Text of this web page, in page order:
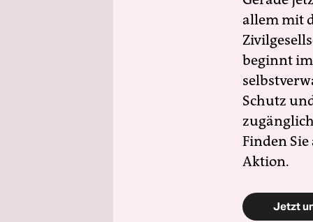
allem mit
beginnt
Schutz
Finden
Aktion.
Jetzt